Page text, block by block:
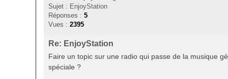
Sujet : EnjoyStation
Réponses : 5
Vues : 2395
Re: EnjoyStation
Faire un topic sur une radio qui passe de la musique
spéciale ?